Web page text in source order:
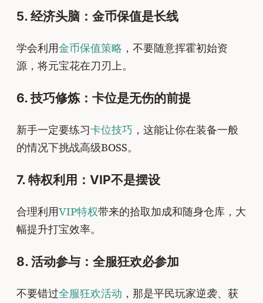
5. 经济头脑：金币保值是长线
学会利用金币保值策略 ，不要随意挥霍初始资
源，将元宝花在刀刃上。
6. 技巧修炼：卡位是无伤的前提
新手一定要练习卡位技巧 ，这能让你在装备一般
的情况下挑战高级BOSS。
7. 特权利用：VIP不是摆设
合理利用VIP特权带来的拾取加成和随身仓库，大
幅提升打宝效率。
8. 活动参与：全服狂欢必参加
不要错过全服狂欢活动 ，那是平民玩家逆袭、获